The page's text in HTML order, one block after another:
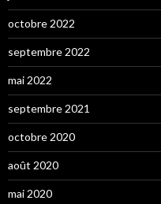
octobre 2022
septembre 2022
mai 2022
septembre 2021
octobre 2020
août 2020
mai 2020